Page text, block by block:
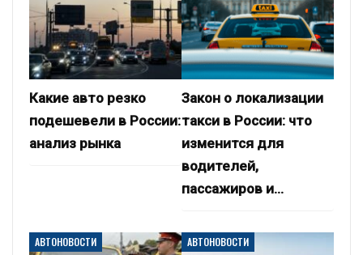
Какие авто резко
подешевели в России:
анализ рынка
Закон о локализации
такси в России: что
изменится для
водителей,
пассажиров и…
АВТОНОВОСТИ АВТОНОВОСТИ